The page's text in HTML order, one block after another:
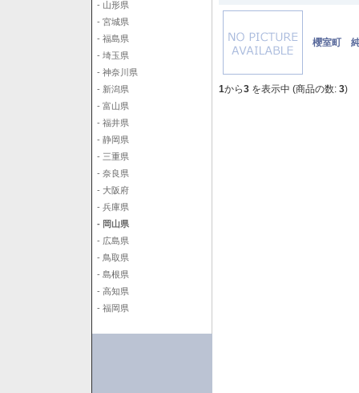
- 山形県
- 宮城県
- 福島県
- 埼玉県
- 神奈川県
- 新潟県
- 富山県
- 福井県
- 静岡県
- 三重県
- 奈良県
- 大阪府
- 兵庫県
- 岡山県
- 広島県
- 鳥取県
- 島根県
- 高知県
- 福岡県
櫻室町
1から3 を表示中 (商品の数: 3)